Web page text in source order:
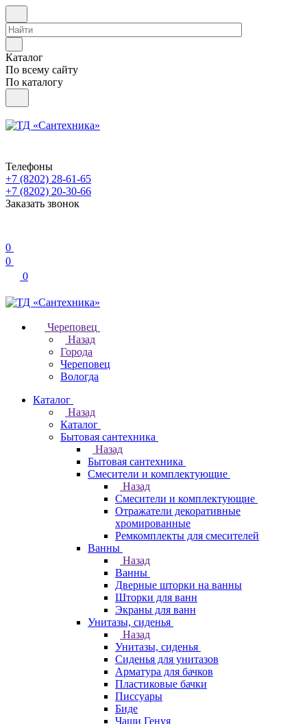
Каталог
По всему сайту
По каталогу
Телефоны
+7 (8202) 28‑61-65
+7 (8202) 20‑30-66
Заказать звонок
0
0
0
Череповец
Назад
Города
Череповец
Вологда
Каталог
Назад
Каталог
Бытовая сантехника
Назад
Бытовая сантехника
Смесители и комплектующие
Назад
Смесители и комплектующие
Отражатели декоративные
хромированные
Ремкомплекты для смесителей
Ванны
Назад
Ванны
Дверные шторки на ванны
Шторки для ванн
Экраны для ванн
Унитазы, сиденья
Назад
Унитазы, сиденья
Сиденья для унитазов
Арматура для бачков
Пластиковые бачки
Писсуары
Биде
Чаши Генуя